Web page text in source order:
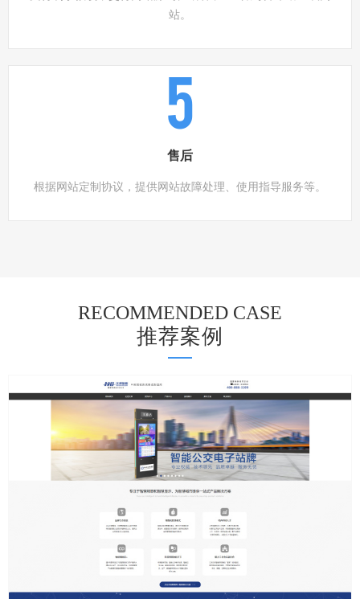
站。
5
售后
根据网站定制协议，提供网站故障处理、使用指导服务等。
RECOMMENDED CASE
推荐案例